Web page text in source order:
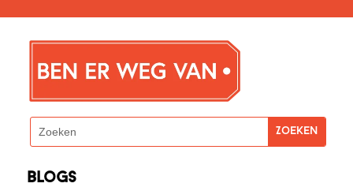
blogs